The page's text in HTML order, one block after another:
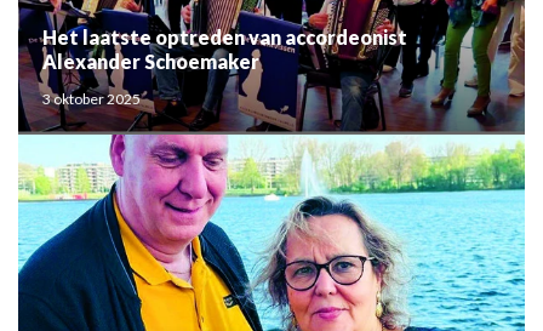
Het laatste optreden van accordeonist
Alexander Schoemaker
3 oktober 2025